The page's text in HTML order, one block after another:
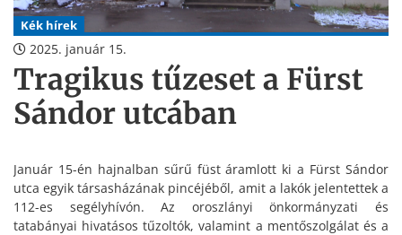
Kék hírek
2025. január 15.
Tragikus tűzeset a Fürst
Sándor utcában
Január 15-én hajnalban sűrű füst áramlott ki a Fürst Sándor
utca egyik társasházának pincéjéből, amit a lakók jelentettek a
112-es segélyhívón. Az oroszlányi önkormányzati és
tatabányai hivatásos tűzoltók, valamint a mentőszolgálat és a